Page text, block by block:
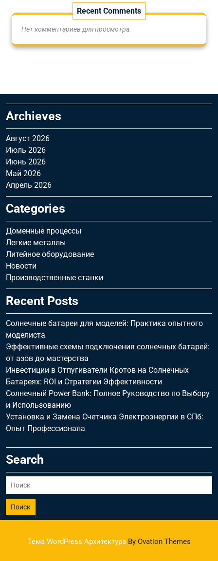
Recent Comments
Нет комментариев для просмотра.
Archieves
Август 2026
Июль 2026
Июнь 2026
Май 2026
Апрель 2026
Categories
Доменные процессы
Легкие металлы
Литейное оборудование
Новости
Производственные станки
Recent Posts
Солнечные батареи для моделей: Практика опытного
моделиста
Эффективные схемы подключения солнечных батарей:
от азов до мастерства
Инвестиции в Отпугиватели Кротов на Солнечных
Батареях: ROI и Стратегии Эффективности
Солнечный Power Bank: Полное Руководство по Выбору
и Использованию
Установка и Замена Счетчика Электроэнергии в СПб:
Опыт Профессионала
Search
Поиск
Тема WordPress Архитектура By Ovation Themes